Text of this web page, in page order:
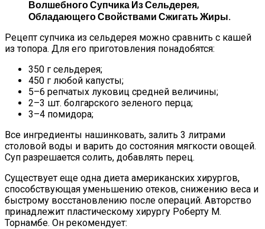
Волшебного Супчика Из Сельдерея,
Обладающего Свойствами Сжигать Жиры.
Рецепт супчика из сельдерея можно сравнить с кашей
из топора. Для его приготовления понадобятся:
350 г сельдерея;
450 г любой капусты;
5–6 репчатых луковиц средней величины;
2–3 шт. болгарского зеленого перца;
3–4 помидора;
Все ингредиенты нашинковать, залить 3 литрами
столовой воды и варить до состояния мягкости овощей.
Суп разрешается солить, добавлять перец.
Существует еще одна диета американских хирургов,
способствующая уменьшению отеков, снижению веса и
быстрому восстановлению после операций. Авторство
принадлежит пластическому хирургу Роберту М.
Торнамбе. Он рекомендует: